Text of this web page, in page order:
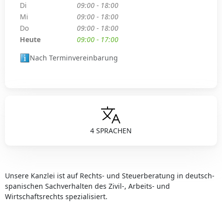
4 SPRACHEN
Unsere Kanzlei ist auf Rechts- und Steuerberatung in deutsch-
spanischen Sachverhalten des Zivil-, Arbeits- und
Wirtschaftsrechts spezialisiert.
Di
09:00 - 18:00
Mi
09:00 - 18:00
Do
09:00 - 18:00
Heute
09:00 - 17:00
Nach Terminvereinbarung